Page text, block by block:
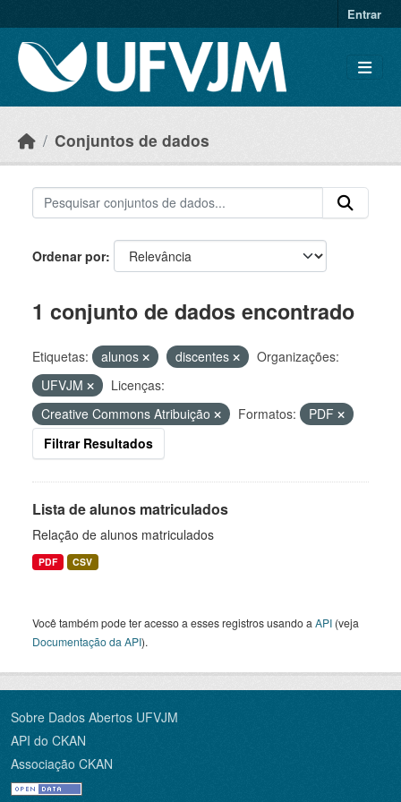
Entrar
Conjuntos de dados
Ordenar por
1 conjunto de dados encontrado
Etiquetas: alunos discentes
Organizações:
UFVJM
Licenças:
Creative Commons Atribuição
Formatos:
PDF
Filtrar Resultados
Lista de alunos matriculados
Relação de alunos matriculados
PDF CSV
Você também pode ter acesso a esses registros usando a API (veja
Documentação da API).
Sobre Dados Abertos UFVJM
API do CKAN
Associação CKAN